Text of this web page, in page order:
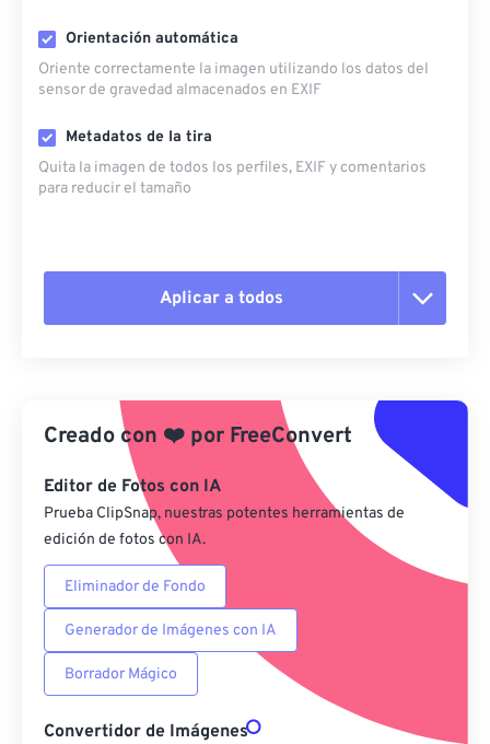
Orientación automática
Oriente correctamente la imagen utilizando los datos del
sensor de gravedad almacenados en EXIF
Metadatos de la tira
Quita la imagen de todos los perfiles, EXIF ​​y comentarios
para reducir el tamaño
Aplicar a todos
Aplicar desde el ajuste preestablecido
Guardar como preestablecido
Creado con ❤️ por FreeConvert
Editor de Fotos con IA
Prueba ClipSnap, nuestras potentes herramientas de
edición de fotos con IA.
Eliminador de Fondo
Generador de Imágenes con IA
Borrador Mágico
Convertidor de Imágenes